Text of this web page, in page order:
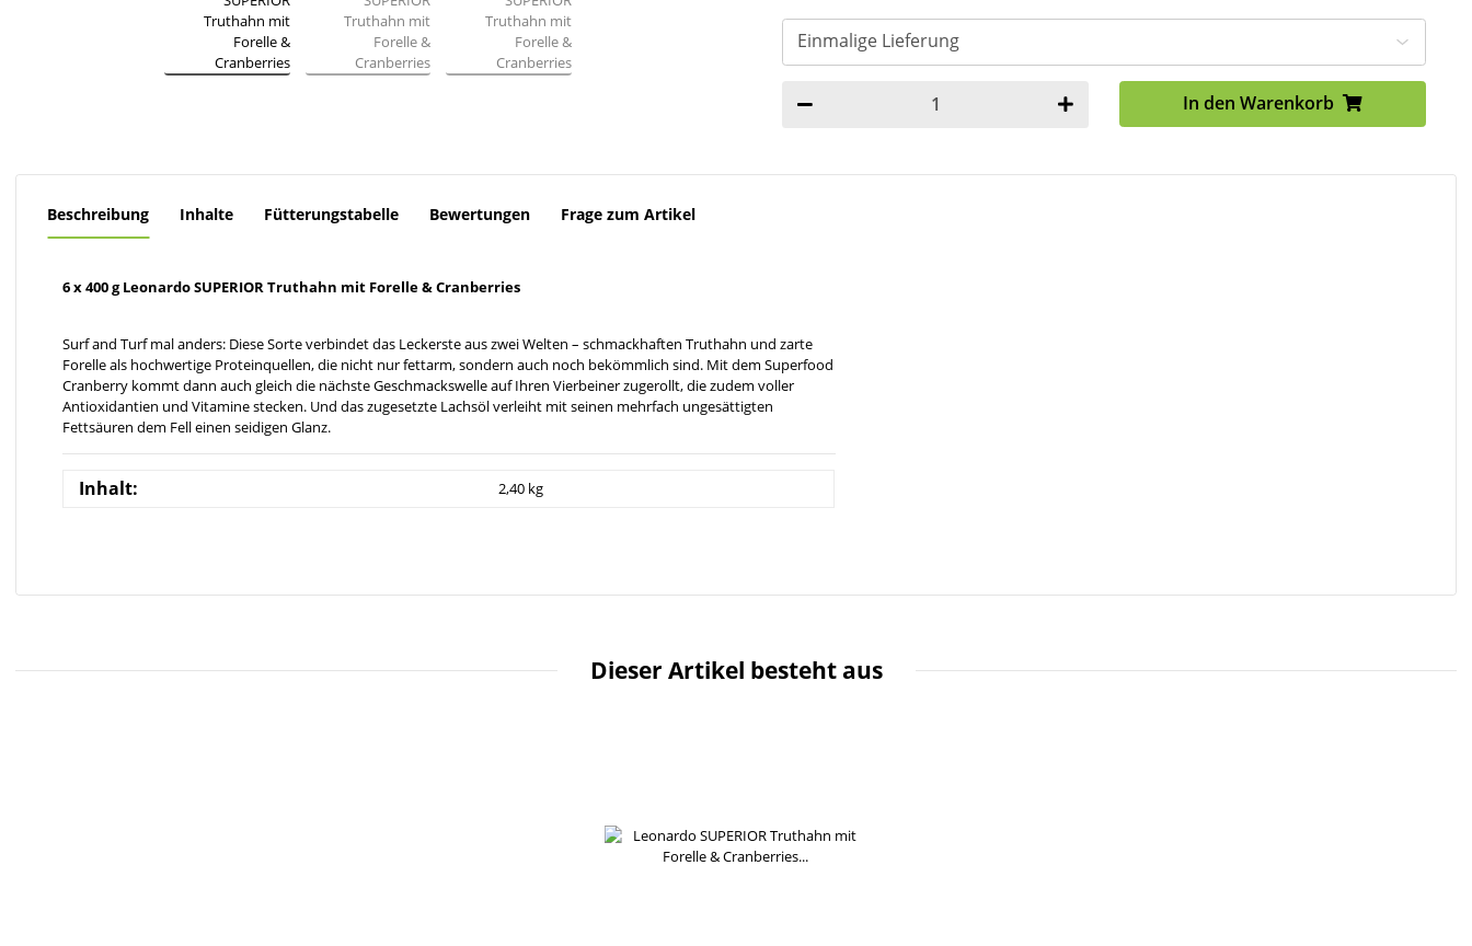
In den Warenkorb
Beschreibung Inhalte Fütterungstabelle Bewertungen Frage zum Artikel
6 x 400 g Leonardo SUPERIOR Truthahn mit Forelle & Cranberries
Surf and Turf mal anders: Diese Sorte verbindet das Leckerste aus zwei Welten – schmackhaften Truthahn und zarte
Forelle als hochwertige Proteinquellen, die nicht nur fettarm, sondern auch noch bekömmlich sind. Mit dem Superfood
Cranberry kommt dann auch gleich die nächste Geschmackswelle auf Ihren Vierbeiner zugerollt, die zudem voller
Antioxidantien und Vitamine stecken. Und das zugesetzte Lachsöl verleiht mit seinen mehrfach ungesättigten
Fettsäuren dem Fell einen seidigen Glanz.
Inhalt: 2,40 kg
Dieser Artikel besteht aus